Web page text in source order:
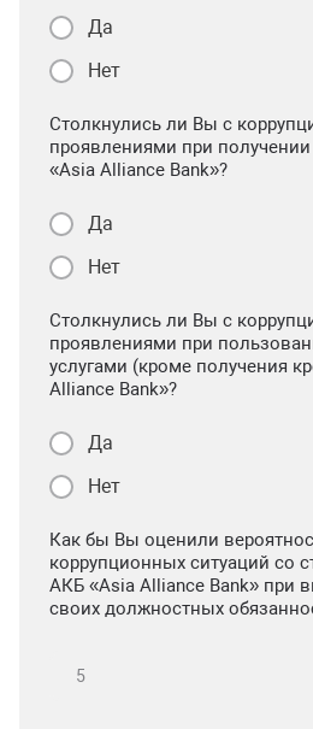
Да
Нет
Столкнулись ли Вы с
проявлениями при
«Asia Alliance Bank»?
Да
Нет
Столкнулись ли Вы с
проявлениями при
услугами (кроме получения
Alliance Bank»?
Да
Нет
Как бы Вы оценили
коррупционных ситуаций со
АКБ «Asia Alliance Bank» при
своих должностных